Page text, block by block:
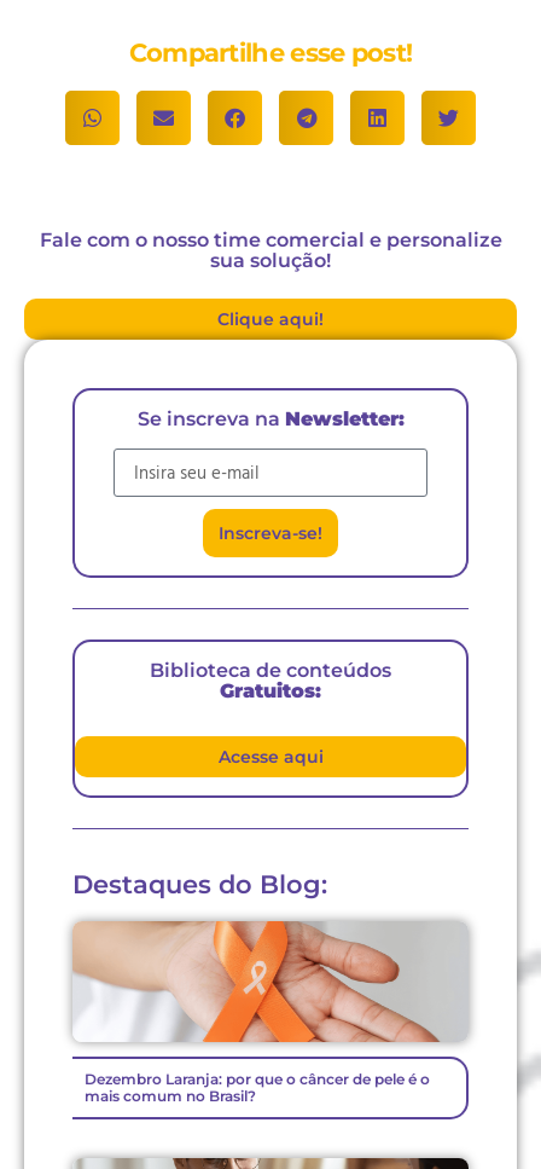
Compartilhe esse post!
Fale com o nosso time comercial e personalize
sua solução!
Clique aqui!
Se inscreva na Newsletter:
Inscreva-se!
Biblioteca de conteúdos
Gratuitos:
Acesse aqui
Destaques do Blog:
Dezembro Laranja: por que o câncer de pele é o
mais comum no Brasil?